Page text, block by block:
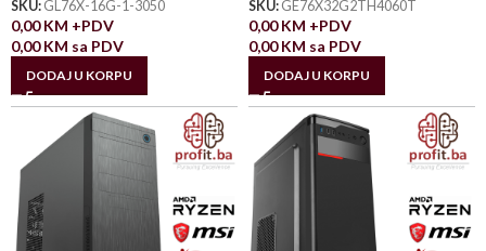
SKU: GL76X-16G-1-3050
0,00KM +PDV
0,00KM sa PDV
DODAJ U KORPU
SKU: GE76X32G2TH4060T
0,00KM +PDV
0,00KM sa PDV
DODAJ U KORPU